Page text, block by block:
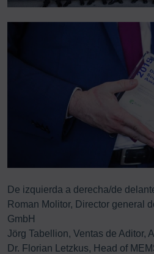
De izquierda a derecha/de
Roman Molitor, Director general
GmbH
Jörg Tabellion, Ventas de Aditor,
Dr. Florian Letzkus, Head of